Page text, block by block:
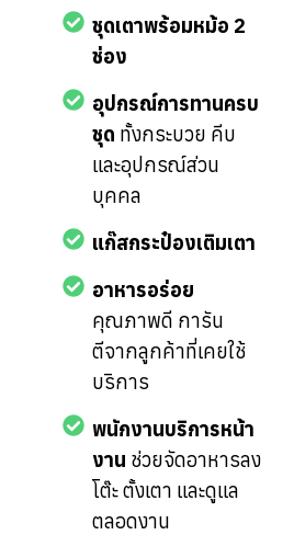
ชุดเตาพร้อมหม้อ 2
ช่อง
อุปกรณ์การทานครบ
ชุด ทั้งกระบวย คีบ
และอุปกรณ์ส่วน
บุคคล
แก๊สกระป๋องเติมเตา
อาหารอร่อย
คุณภาพดี การัน
ตีจากลูกค้าที่เคยใช้
บริการ
พนักงานบริการหน้า
งาน ช่วยจัดอาหารลง
โต๊ะ ตั้งเตา และดูแล
ตลอดงาน